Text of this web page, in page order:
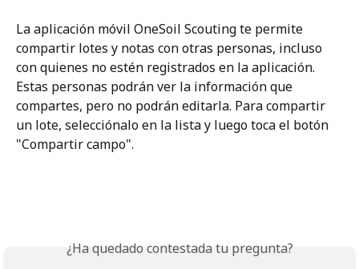
La aplicación móvil OneSoil Scouting te permite
compartir lotes y notas con otras personas, incluso
con quienes no estén registrados en la aplicación.
Estas personas podrán ver la información que
compartes, pero no podrán editarla. Para compartir
un lote, selecciónalo en la lista y luego toca el botón
"Compartir campo".
¿Ha quedado contestada tu pregunta?